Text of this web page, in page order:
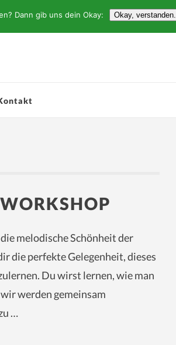
melodische Schönheit der
die perfekte Gelegenheit, dieses
Du wirst lernen, wie man
werden gemeinsam
…
Dann gib uns dein Okay: Okay, verstanden.